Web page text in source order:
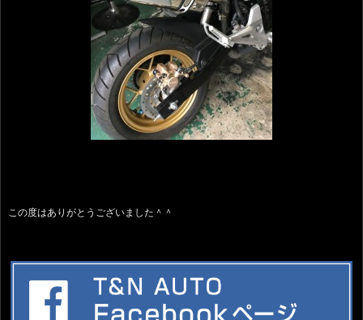
この度はありがとうございました＾＾